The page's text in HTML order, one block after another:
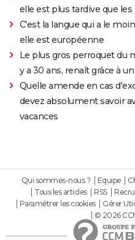
elle est plus tardive que
C'est la langue qui a le
elle est européenne
Le plus gros perroquet du
y a 30 ans, renaît grâce à
Quelle amende en cas
devez absolument savoir
vacances
Qui sommes-nous ? Equipe
Tous les articles
RSS
Paramétrer les cookies
Gérer
© 2026